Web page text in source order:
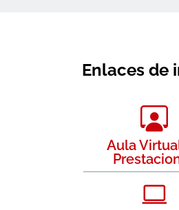
Enlaces de
Aula